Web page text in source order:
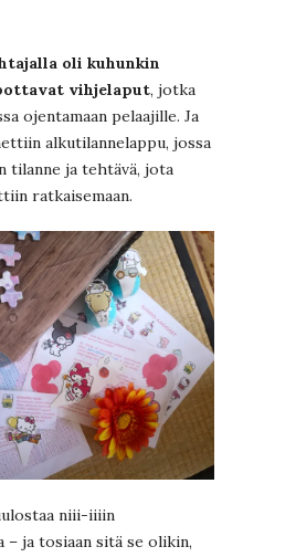
oli kuhunkin
vihjelaput, jotka
ojentamaan pelaajille. Ja
alkutilannelappu, jossa
tilanne ja tehtävä, jota
ratkaisemaan.
niii-iiiin
– ja tosiaan sitä se olikin,